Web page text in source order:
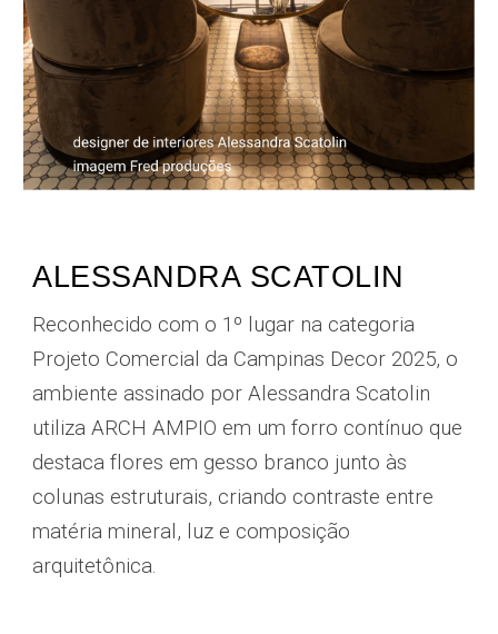
ALESSANDRA SCATOLIN
Reconhecido com o 1º lugar na categoria
Projeto Comercial da Campinas Decor 2025, o
ambiente assinado por Alessandra Scatolin
utiliza ARCH AMPIO em um forro contínuo que
destaca flores em gesso branco junto às
colunas estruturais, criando contraste entre
matéria mineral, luz e composição
arquitetônica.